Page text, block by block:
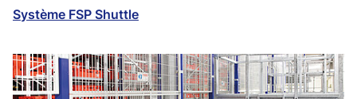
Système FSP Shuttle